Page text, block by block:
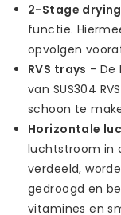
2-Stage drying
functie.
opvolgen
RVS trays - De
van SUS304
schoon te
Horizontale
luchtstroom in
verdeeld,
gedroogd en
vitamines en